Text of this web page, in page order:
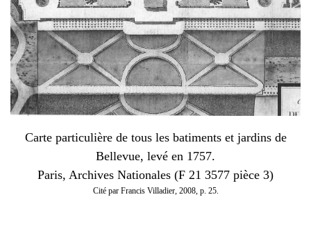
Carte particulière de tous les batiments et jardins de
Bellevue, levé en 1757.
Paris, Archives Nationales (F 21 3577 pièce 3)
Cité par Francis Villadier, 2008, p. 25.